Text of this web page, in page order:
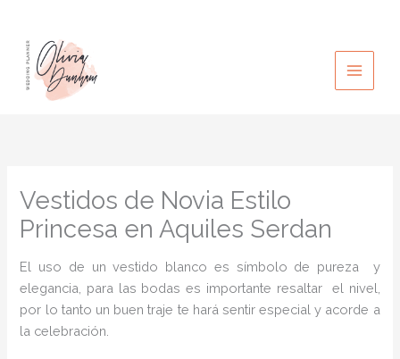
contenido
Vestidos de Novia Estilo
Princesa en Aquiles Serdan
El uso de un vestido blanco es símbolo de pureza y
elegancia, para las bodas es importante resaltar el nivel,
por lo tanto un buen traje te hará sentir especial y acorde a
la celebración.